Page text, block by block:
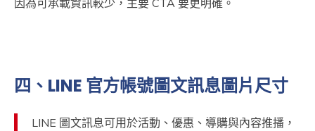
四、LINE 官方帳號圖文訊息圖片尺寸
LINE 圖文訊息可用於活動、優惠、導購與內容推播，